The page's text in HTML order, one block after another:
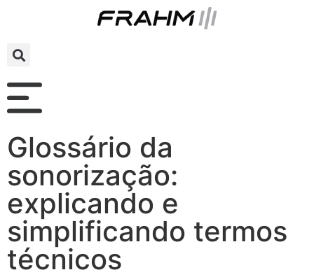
Glossário da
sonorização:
explicando e
simplificando termos
técnicos